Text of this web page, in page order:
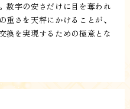
数字の安さだけに目を奪われ
さを天秤にかけることが、
換を実現するための極意とな